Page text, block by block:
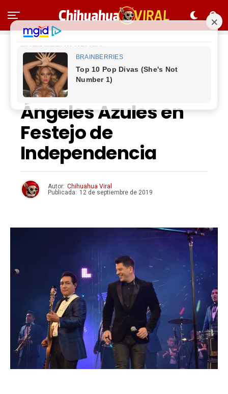
ENTRETENIMIENTO
Cantará Yahir un
‘palomazo’ con
Ángeles Azules en
Festejo de
Independencia
Autor: Chihuahua Viral
Publicada: 12 de septiembre de 2019